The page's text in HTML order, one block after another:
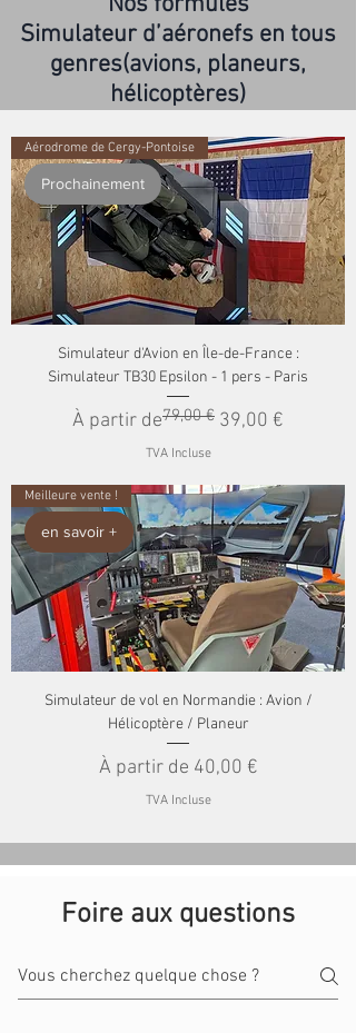
Simulateur d’aéronefs en tous
genres(avions, planeurs,
hélicoptères)
Prochainement
Aérodrome de Cergy-Pontoise
Simulateur d'Avion en Île-de-France :
Simulateur TB30 Epsilon - 1 pers - Paris
À partir de
Prix original79,00 € 39,00 €
Prix promotionnel
TVA Incluse
en savoir +
Meilleure vente !
Simulateur de vol en Normandie : Avion /
Hélicoptère / Planeur
À partir de 40,00 €
Prix promotionnel
TVA Incluse
Foire aux questions